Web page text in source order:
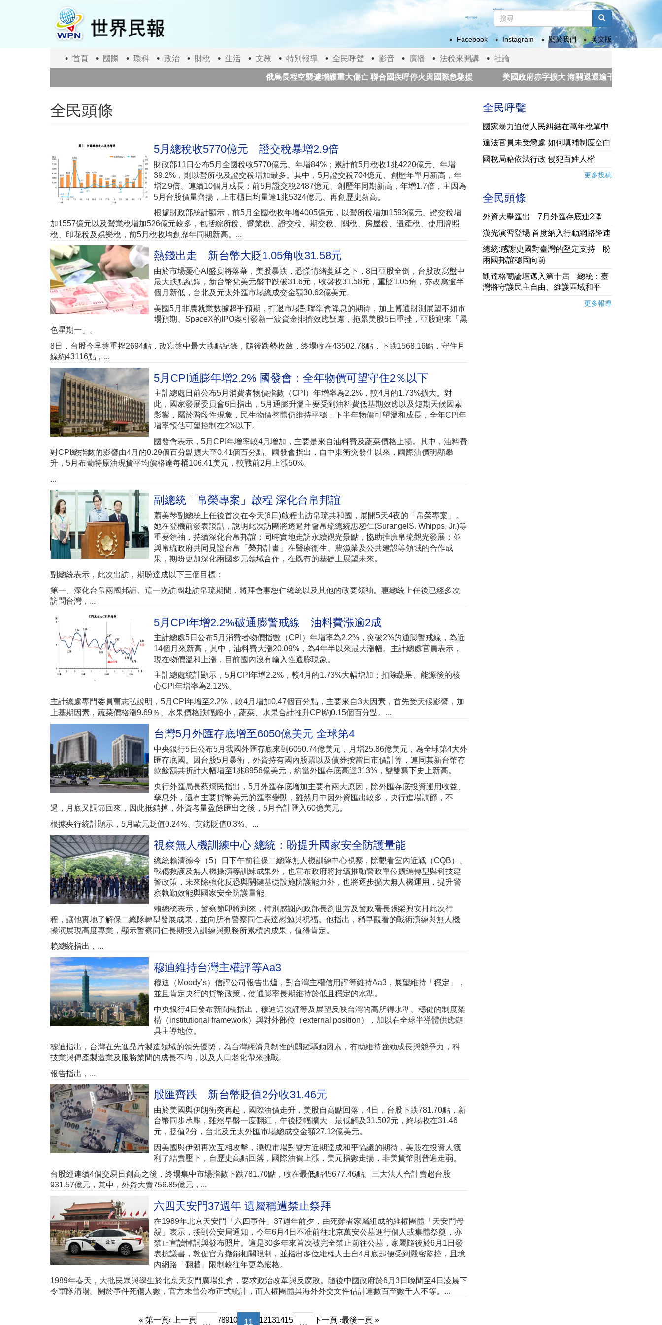
搜
尋
表
單
搜尋
Facebook
Instagram 關於我們 英文版
首頁 國際 環科 政治 財稅 生活 文教 特別報導 全民呼聲 影音 廣播 法稅來開講 社論
俄烏長程空襲遽增釀重大傷亡 聯合國疾呼停火與國際急馳援 美國政府赤字擴大 海關退還逾千億美元「解放日」關
全民頭條
5月總稅收5770億元 證交稅暴增2.9倍
財政部11日公布5月全國稅收5770億元、年增84%；累計前5月稅收1兆4220億元、年增
39.2%，則以營所稅及證交稅增加最多。其中，5月證交稅704億元、創歷年單月新高，年
增2.9倍、連續10個月成長；前5月證交稅2487億元、創歷年同期新高，年增1.7倍，主因為
5月台股價量齊揚，上市櫃日均量達1兆5324億元、再創歷史新高。
根據財政部統計顯示，前5月全國稅收年增4005億元，以營所稅增加1593億元、證交稅增
加1557億元以及營業稅增加526億元較多，包括綜所稅、營業稅、證交稅、期交稅、關稅、房屋稅、遺產稅、使用牌照
稅、印花稅及娛樂稅，前5月稅收均創歷年同期新高。...
熱錢出走 新台幣大貶1.05角收31.58元
由於市場憂心AI盛宴將落幕，美股暴跌，恐慌情緒蔓延之下，8日亞股全倒，台股改寫盤中
最大跌點紀錄，新台幣兌美元盤中跌破31.6元，收盤收31.58元，重貶1.05角，亦改寫逾半
個月新低，台北及元太外匯市場總成交金額30.62億美元。
美國5月非農就業數據超乎預期，打退市場對聯準會降息的期待，加上博通財測展望不如市
場預期、SpaceX的IPO案引發新一波資金排擠效應疑慮，拖累美股5日重挫，亞股迎來「黑
色星期一」。
8日，台股今早盤重挫2694點，改寫盤中最大跌點紀錄，隨後跌勢收斂，終場收在43502.78點，下跌1568.16點，守住月
線約43116點，...
5月CPI通膨年增2.2% 國發會：全年物價可望守住2％以下
主計總處日前公布5月消費者物價指數（CPI）年增率為2.2%，較4月的1.73%擴大。對
此，國家發展委員會6日指出，5月通膨升溫主要受到油料費低基期效應以及短期天候因素
影響，屬於階段性現象，民生物價整體仍維持平穩，下半年物價可望溫和成長，全年CPI年
增率預估可望控制在2%以下。
國發會表示，5月CPI年增率較4月增加，主要是來自油料費及蔬菜價格上揚。其中，油料費
對CPI總指數的影響由4月的0.29個百分點擴大至0.41個百分點。國發會指出，自中東衝突發生以來，國際油價明顯攀
升，5月布蘭特原油現貨平均價格達每桶106.41美元，較戰前2月上漲50%。
...
副總統「帛榮專案」啟程 深化台帛邦誼
蕭美琴副總統上任後首次在今天(6日)啟程出訪帛琉共和國，展開5天4夜的「帛榮專案」。
她在登機前發表談話，說明此次訪團將透過拜會帛琉總統惠恕仁(SurangelS. Whipps, Jr.)等
重要領袖，持續深化台帛邦誼；同時實地走訪永續觀光景點，協助推廣帛琉觀光發展；並
與帛琉政府共同見證台帛「榮邦計畫」在醫療衛生、農漁業及公共建設等領域的合作成
果，期盼更加深化兩國多元領域合作，在既有的基礎上展望未來。
副總統表示，此次出訪，期盼達成以下三個目標：
第一、深化台帛兩國邦誼。這一次訪團赴訪帛琉期間，將拜會惠恕仁總統以及其他的政要領袖。惠總統上任後已經多次
訪問台灣，...
5月CPI年增2.2%破通膨警戒線 油料費漲逾2成
主計總處5日公布5月消費者物價指數（CPI）年增率為2.2%，突破2%的通膨警戒線，為近
14個月來新高，其中，油料費大漲20.09%，為4年半以來最大漲幅。主計總處官員表示，
現在物價溫和上漲，目前國內沒有輸入性通膨現象。
主計總處統計顯示，5月CPI年增2.2%，較4月的1.73%大幅增加；扣除蔬果、能源後的核
心CPI年增率為2.12%。
主計總處專門委員曹志弘說明，5月CPI年增至2.2%，較4月增加0.47個百分點，主要來自3大因素，首先受天候影響，加
上基期因素，蔬菜價格漲9.69％、水果價格跌幅縮小，蔬菜、水果合計推升CPI約0.15個百分點。...
台灣5月外匯存底增至6050億美元 全球第4
中央銀行5日公布5月我國外匯存底來到6050.74億美元，月增25.86億美元，為全球第4大外
匯存底國。因台股5月暴衝，外資持有國內股票以及債券按當日市價計算，連同其新台幣存
款餘額共折計大幅增至1兆8956億美元，約當外匯存底高達313%，雙雙寫下史上新高。
央行外匯局長蔡烱民指出，5月外匯存底增加主要有兩大原因，除外匯存底投資運用收益、
孳息外，還有主要貨幣美元的匯率變動，雖然月中因外資匯出較多，央行進場調節，不
過，月底又調節回來，因此抵銷掉，外資考量盈餘匯出之後，5月合計匯入60億美元。
根據央行統計顯示，5月歐元貶值0.24%、英鎊貶值0.3%、...
視察無人機訓練中心 總統：盼提升國家安全防護量能
總統賴清德今（5）日下午前往保二總隊無人機訓練中心視察，除觀看室內近戰（CQB）、
戰傷救護及無人機操演等訓練成果外，也宣布政府將持續推動警政單位擴編轉型與科技建
警政策，未來除強化反恐與關鍵基礎設施防護能力外，也將逐步擴大無人機運用，提升警
察執勤效能與國家安全防護量能。
賴總統表示，警察節即將到來，特別感謝內政部長劉世芳及警政署長張榮興安排此次行
程，讓他實地了解保二總隊轉型發展成果，並向所有警察同仁表達慰勉與祝福。他指出，稍早觀看的戰術演練與無人機
操演展現高度專業，顯示警察同仁長期投入訓練與勤務所累積的成果，值得肯定。
賴總統指出，...
穆迪維持台灣主權評等Aa3
穆迪（Moody’s）信評公司報告出爐，對台灣主權信用評等維持Aa3，展望維持「穩定」，
並且肯定央行的貨幣政策，使通膨率長期維持於低且穩定的水準。
中央銀行4日發布新聞稿指出，穆迪這次評等及展望反映台灣的高所得水準、穩健的制度架
構（institutional framework）與對外部位（external position），加以在全球半導體供應鏈
具主導地位。
穆迪指出，台灣在先進晶片製造領域的領先優勢，為台灣經濟具韌性的關鍵驅動因素，有助維持強勁成長與競爭力，科
技業與傳產製造業及服務業間的成長不均，以及人口老化帶來挑戰。
報告指出，...
股匯齊跌 新台幣貶值2分收31.46元
由於美國與伊朗衝突再起，國際油價走升，美股自高點回落，4日，台股下跌781.70點，新
台幣同步承壓，雖然早盤一度翻紅，午後貶幅擴大，最低觸及31.502元，終場收在31.46
元，貶值2分，台北及元太外匯市場總成交金額27.12億美元。
因美國與伊朗再次互相攻擊，澆熄市場對雙方近期達成和平協議的期待，美股在投資人獲
利了結賣壓下，自歷史高點回落，國際油價上漲，美元指數走揚，非美貨幣則普遍走弱。
台股經連續4個交易日創高之後，終場集中市場指數下跌781.70點，收在最低點45677.46點。三大法人合計賣超台股
931.57億元，其中，外資大賣756.85億元，...
六四天安門37週年 遺屬稱遭禁止祭拜
在1989年北京天安門「六四事件」37週年前夕，由死難者家屬組成的維權團體「天安門母
親」表示，接到公安局通知，今年6月4日不准前往北京萬安公墓進行個人或集體祭奠，亦
禁止宣讀悼詞與發布照片。這是30多年來首次被完全禁止前往公墓，家屬隨後於6月1日發
表抗議書，敦促官方撤銷相關限制，並指出多位維權人士自4月底起便受到嚴密監控，且境
內網路「翻牆」限制較往年更為嚴格。
1989年春天，大批民眾與學生於北京天安門廣場集會，要求政治改革與反腐敗。隨後中國政府於6月3日晚間至4日凌晨下
令軍隊清場。關於事件死傷人數，官方未曾公布正式統計，而人權團體與海外外交文件估計達數百至數千人不等。...
« 第一頁‹ 上一頁 … 78910 11 12131415 … 下一頁 ›最後一頁 »
全民呼聲
國家暴力迫使人民糾結在萬年稅單中
違法官員未受懲處 如何填補制度空白
國稅局藉依法行政 侵犯百姓人權
更多投稿
全民頭條
外資大舉匯出 7月外匯存底連2降
漢光演習登場 首度納入行動網路降速
總統:感謝史國對臺灣的堅定支持 盼
兩國邦誼穩固向前
凱達格蘭論壇邁入第十屆 總統：臺
灣將守護民主自由、維護區域和平
更多報導